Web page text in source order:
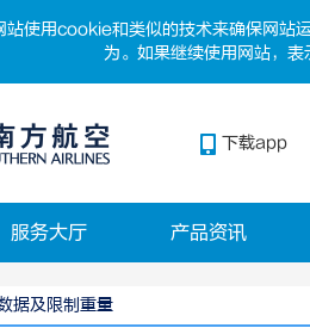
站使用cookie和类似的技术来确保网站
为。如果继续使用网站，
下载app
服务大厅 产品资讯
据及限制重量